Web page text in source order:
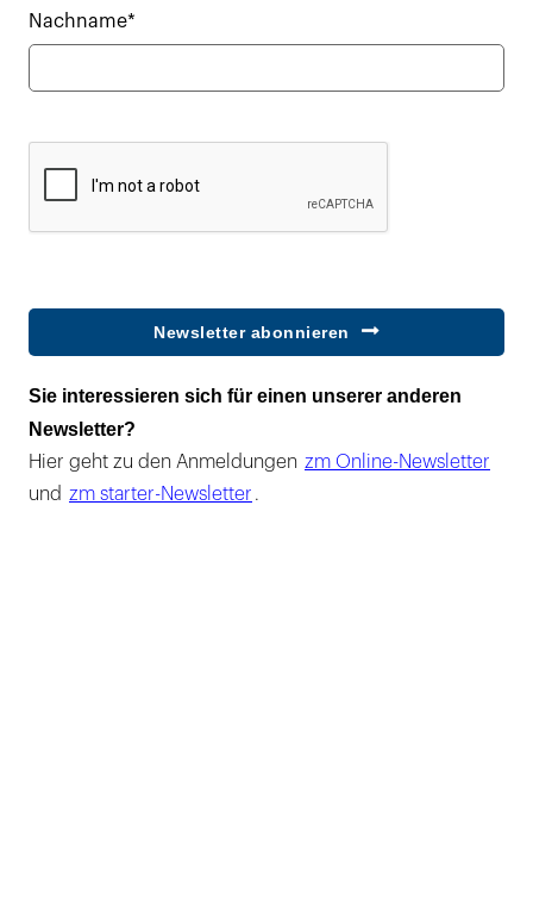
Nachname*
Newsletter abonnieren
Sie interessieren sich für einen unserer anderen
Newsletter?
Hier geht zu den Anmeldungen zm Online-Newsletter
und zm starter-Newsletter .